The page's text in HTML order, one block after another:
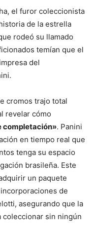
el furor coleccionista
de la estrella
rodeó su llamado
temían que el
del
cromos trajo total
revelar cómo
completación». Panini
en tiempo real que
tenga su espacio
brasileña. Este
un paquete
de
asegurando que la
coleccionar sin ningún